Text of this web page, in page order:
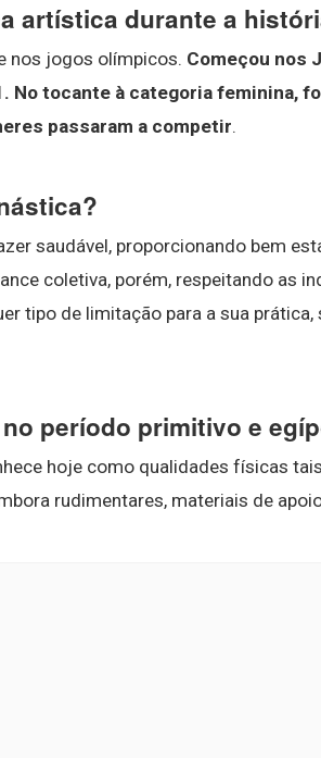
artística durante a
nos jogos olímpicos. Começou nos
No tocante à categoria feminina,
passaram a competir.
saudável, proporcionando bem
coletiva, porém, respeitando as
tipo de limitação para a sua prática,
período primitivo e
hoje como qualidades físicas
rudimentares, materiais de